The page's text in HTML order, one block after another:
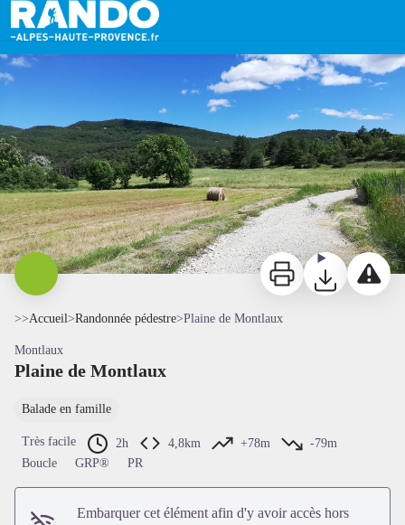
Plaine de Montlaux
Plaine de Montlaux - Salomé Delille - CCPFML
ImprimerTéléchargerSignaler
>>Accueil>Randonnée pédestre>Plaine de Montlaux
Montlaux
Plaine de Montlaux
Balade en famille
Très facile 2h 4,8km +78m
-79m
Boucle
GRP® PR
Embarquer cet élément afin d'y avoir accès hors